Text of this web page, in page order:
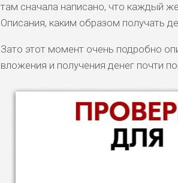
там сначала написано, что каждый
Описания, каким образом получать
Зато этот момент очень подробно
вложения и получения денег почти